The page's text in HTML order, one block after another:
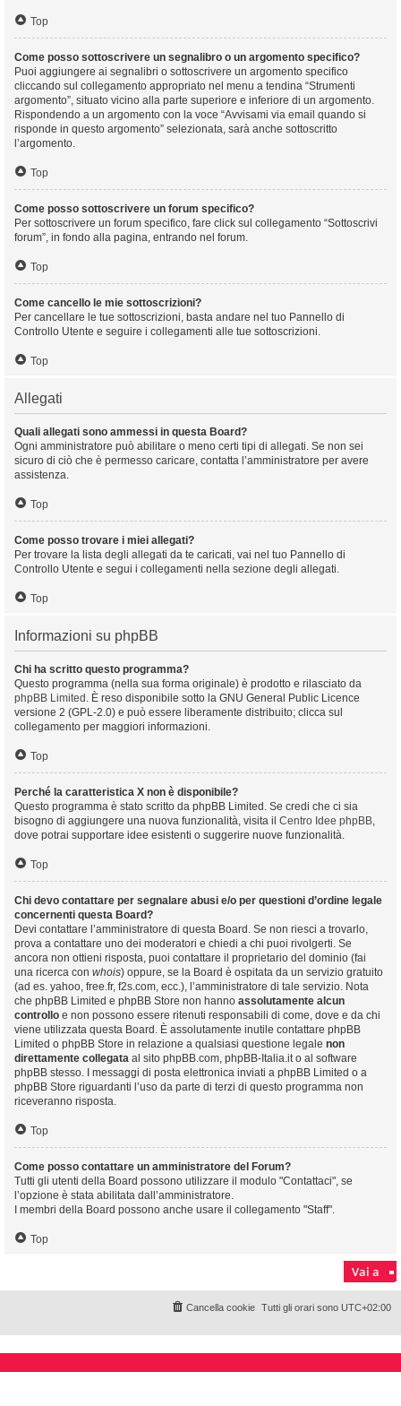
Top
Come posso sottoscrivere un segnalibro o un argomento specifico?
Puoi aggiungere ai segnalibri o sottoscrivere un argomento specifico
cliccando sul collegamento appropriato nel menu a tendina “Strumenti
argomento”, situato vicino alla parte superiore e inferiore di un argomento.
Rispondendo a un argomento con la voce “Avvisami via email quando si
risponde in questo argomento” selezionata, sarà anche sottoscritto
l’argomento.
Top
Come posso sottoscrivere un forum specifico?
Per sottoscrivere un forum specifico, fare click sul collegamento “Sottoscrivi
forum”, in fondo alla pagina, entrando nel forum.
Top
Come cancello le mie sottoscrizioni?
Per cancellare le tue sottoscrizioni, basta andare nel tuo Pannello di
Controllo Utente e seguire i collegamenti alle tue sottoscrizioni.
Top
Allegati
Quali allegati sono ammessi in questa Board?
Ogni amministratore può abilitare o meno certi tipi di allegati. Se non sei
sicuro di ciò che è permesso caricare, contatta l’amministratore per avere
assistenza.
Top
Come posso trovare i miei allegati?
Per trovare la lista degli allegati da te caricati, vai nel tuo Pannello di
Controllo Utente e segui i collegamenti nella sezione degli allegati.
Top
Informazioni su phpBB
Chi ha scritto questo programma?
Questo programma (nella sua forma originale) è prodotto e rilasciato da
phpBB Limited . È reso disponibile sotto la GNU General Public Licence
versione 2 (GPL-2.0) e può essere liberamente distribuito; clicca sul
collegamento per maggiori informazioni.
Top
Perché la caratteristica X non è disponibile?
Questo programma è stato scritto da phpBB Limited. Se credi che ci sia
bisogno di aggiungere una nuova funzionalità, visita il Centro Idee phpBB,
dove potrai supportare idee esistenti o suggerire nuove funzionalità.
Top
Chi devo contattare per segnalare abusi e/o per questioni d’ordine legale
concernenti questa Board?
Devi contattare l’amministratore di questa Board. Se non riesci a trovarlo,
prova a contattare uno dei moderatori e chiedi a chi puoi rivolgerti. Se
ancora non ottieni risposta, puoi contattare il proprietario del dominio (fai
una ricerca con whois) oppure, se la Board è ospitata da un servizio gratuito
(ad es. yahoo, free.fr, f2s.com, ecc.), l’amministratore di tale servizio. Nota
che phpBB Limited e phpBB Store non hanno assolutamente alcun
controllo e non possono essere ritenuti responsabili di come, dove e da chi
viene utilizzata questa Board. È assolutamente inutile contattare phpBB
Limited o phpBB Store in relazione a qualsiasi questione legale non
direttamente collegata al sito phpBB.com, phpBB-Italia.it o al software
phpBB stesso. I messaggi di posta elettronica inviati a phpBB Limited o a
phpBB Store riguardanti l’uso da parte di terzi di questo programma non
riceveranno risposta.
Top
Come posso contattare un amministratore del Forum?
Tutti gli utenti della Board possono utilizzare il modulo "Contattaci", se
l’opzione è stata abilitata dall’amministratore.
I membri della Board possono anche usare il collegamento "Staff".
Top
Vai a
Tutti gli orari sono UTC+02:00
Cancella cookie